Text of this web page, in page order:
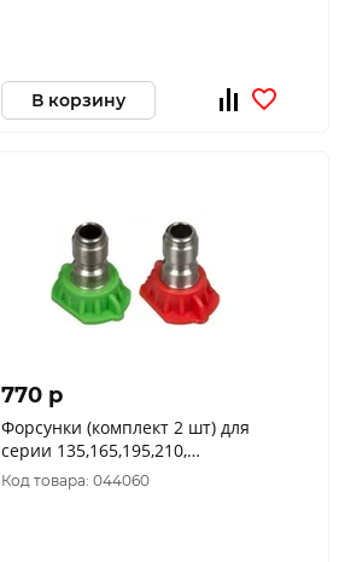
В корзину
770 p
Форсунки (комплект 2 шт) для
серии 135,165,195,210,
140,170,200,220 (кроме ARV)
71/5/6
Код товара: 044060